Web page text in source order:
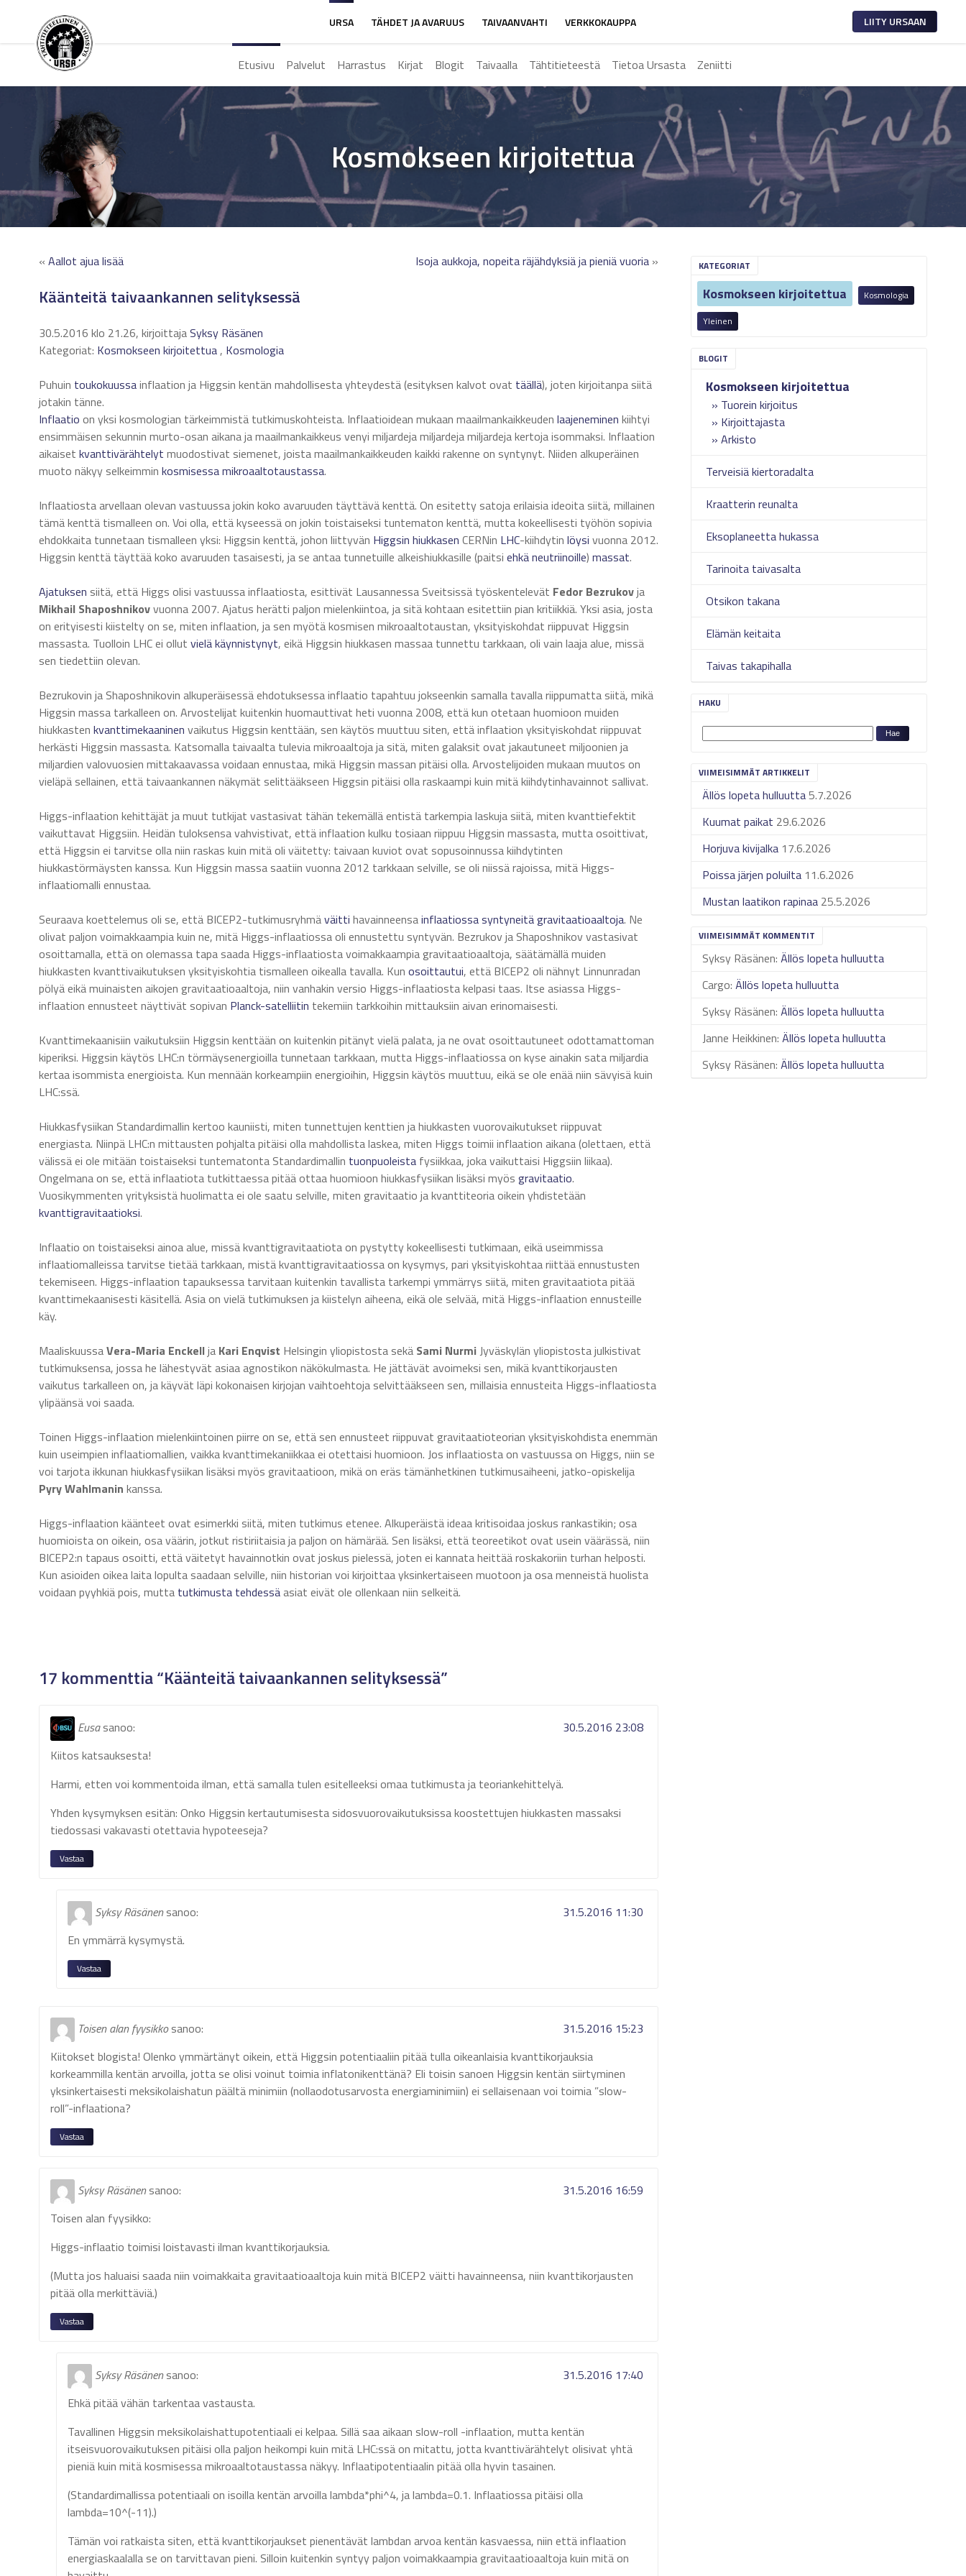
LIITY URSAAN
URSA TÄHDET JA AVARUUS TAIVAANVAHTI VERKKOKAUPPA
Etusivu Palvelut Harrastus Kirjat Blogit Taivaalla Tähtitieteestä Tietoa Ursasta Zeniitti
Kosmokseen kirjoitettua
KATEGORIAT
Kosmokseen kirjoitettua
Kosmologia
Yleinen
Kosmokseen kirjoitettua
Tuorein kirjoitus
Kirjoittajasta
Arkisto
Terveisiä kiertoradalta
Kraatterin reunalta
Eksoplaneetta hukassa
Tarinoita taivasalta
Otsikon takana
Elämän keitaita
Taivas takapihalla
HAKU
VIIMEISIMMÄT ARTIKKELIT
Ällös lopeta hulluutta5.7.2026
Kuumat paikat 29.6.2026
Horjuva kivijalka 17.6.2026
Poissa järjen poluilta 11.6.2026
Mustan laatikon rapinaa 25.5.2026
VIIMEISIMMÄT KOMMENTIT
Syksy Räsänen:Ällös lopeta hulluutta
Cargo:Ällös lopeta hulluutta
Syksy Räsänen:Ällös lopeta hulluutta
Janne Heikkinen:Ällös lopeta hulluutta
Syksy Räsänen:Ällös lopeta hulluutta
« Aallot ajua lisää Isoja aukkoja, nopeita räjähdyksiä ja pieniä vuoria »
Käänteitä taivaankannen selityksessä
30.5.2016 klo 21.26, kirjoittajaSyksy Räsänen
Kategoriat: Kosmokseen kirjoitettua, Kosmologia
Puhuin toukokuussainflaation ja Higgsin kentän mahdollisesta yhteydestä (esityksen kalvot ovat täällä), joten kirjoitanpa siitä
jotakin tänne.
Inflaatio on yksi kosmologian tärkeimmistä tutkimuskohteista. Inflaatioidean mukaan maailmankaikkeuden laajeneminen kiihtyi
ensimmäisen sekunnin murto-osan aikana ja maailmankaikkeus venyi miljardeja miljardeja miljardeja kertoja isommaksi. Inflaation
aikaiset kvanttivärähtelyt muodostivat siemenet, joista maailmankaikkeuden kaikki rakenne on syntynyt. Niiden alkuperäinen
muoto näkyy selkeimmin kosmisessa mikroaaltotaustassa.
Inflaatiosta arvellaan olevan vastuussa jokin koko avaruuden täyttävä kenttä. On esitetty satoja erilaisia ideoita siitä, millainen
tämä kenttä tismalleen on. Voi olla, että kyseessä on jokin toistaiseksi tuntematon kenttä, mutta kokeellisesti työhön sopivia
ehdokkaita tunnetaan tismalleen yksi: Higgsin kenttä, johon liittyvän Higgsin hiukkasen CERNin LHC-kiihdytin löysi vuonna 2012.
Higgsin kenttä täyttää koko avaruuden tasaisesti, ja se antaa tunnetuille alkeishiukkasille (paitsi ehkäneutriinoille) massat.
Ajatuksen siitä, että Higgs olisi vastuussa inflaatiosta, esittivät Lausannessa Sveitsissä työskentelevät Fedor Bezrukovja
Mikhail Shaposhnikovvuonna 2007. Ajatus herätti paljon mielenkiintoa, ja sitä kohtaan esitettiin pian kritiikkiä. Yksi asia, josta
on erityisesti kiistelty on se, miten inflaation, ja sen myötä kosmisen mikroaaltotaustan, yksityiskohdat riippuvat Higgsin
massasta. Tuolloin LHC ei ollut vieläkäynnistynyt, eikä Higgsin hiukkasen massaa tunnettu tarkkaan, oli vain laaja alue, missä
sen tiedettiin olevan.
Bezrukovin ja Shaposhnikovin alkuperäisessä ehdotuksessa inflaatio tapahtuu jokseenkin samalla tavalla riippumatta siitä, mikä
Higgsin massa tarkalleen on. Arvostelijat kuitenkin huomauttivat heti vuonna 2008, että kun otetaan huomioon muiden
hiukkasten kvanttimekaaninen vaikutus Higgsin kenttään, sen käytös muuttuu siten, että inflaation yksityiskohdat riippuvat
herkästi Higgsin massasta. Katsomalla taivaalta tulevia mikroaaltoja ja sitä, miten galaksit ovat jakautuneet miljoonien ja
miljardien valovuosien mittakaavassa voidaan ennustaa, mikä Higgsin massan pitäisi olla. Arvostelijoiden mukaan muutos on
vieläpä sellainen, että taivaankannen näkymät selittääkseen Higgsin pitäisi olla raskaampi kuin mitä kiihdytinhavainnot sallivat.
Higgs-inflaation kehittäjät ja muut tutkijat vastasivat tähän tekemällä entistä tarkempia laskuja siitä, miten kvanttiefektit
vaikuttavat Higgsiin. Heidän tuloksensa vahvistivat, että inflaation kulku tosiaan riippuu Higgsin massasta, mutta osoittivat,
että Higgsin ei tarvitse olla niin raskas kuin mitä oli väitetty: taivaan kuviot ovat sopusoinnussa kiihdytinten
hiukkastörmäysten kanssa. Kun Higgsin massa saatiin vuonna 2012 tarkkaan selville, se oli niissä rajoissa, mitä Higgs-
inflaatiomalli ennustaa.
Seuraava koettelemus oli se, että BICEP2-tutkimusryhmäväitti havainneensainflaatiossa syntyneitägravitaatioaaltoja. Ne
olivat paljon voimakkaampia kuin ne, mitä Higgs-inflaatiossa oli ennustettu syntyvän. Bezrukov ja Shaposhnikov vastasivat
osoittamalla, että on olemassa tapa saada Higgs-inflaatiosta voimakkaampia gravitaatioaaltoja, säätämällä muiden
hiukkasten kvanttivaikutuksen yksityiskohtia tismalleen oikealla tavalla. Kun osoittautui, että BICEP2 oli nähnyt Linnunradan
pölyä eikä muinaisten aikojen gravitaatioaaltoja, niin vanhakin versio Higgs-inflaatiosta kelpasi taas. Itse asiassa Higgs-
inflaation ennusteet näyttivät sopivan Planck-satelliitin tekemiin tarkkoihin mittauksiin aivan erinomaisesti.
Kvanttimekaanisiin vaikutuksiin Higgsin kenttään on kuitenkin pitänyt vielä palata, ja ne ovat osoittautuneet odottamattoman
kiperiksi. Higgsin käytös LHC:n törmäysenergioilla tunnetaan tarkkaan, mutta Higgs-inflaatiossa on kyse ainakin sata miljardia
kertaa isommista energioista. Kun mennään korkeampiin energioihin, Higgsin käytös muuttuu, eikä se ole enää niin sävyisä kuin
LHC:ssä.
Hiukkasfysiikan Standardimallin kertoo kauniisti, miten tunnettujen kenttien ja hiukkasten vuorovaikutukset riippuvat
energiasta. Niinpä LHC:n mittausten pohjalta pitäisi olla mahdollista laskea, miten Higgs toimii inflaation aikana (olettaen, että
välissä ei ole mitään toistaiseksi tuntematonta Standardimallin tuonpuoleista fysiikkaa, joka vaikuttaisi Higgsiin liikaa).
Ongelmana on se, että inflaatiota tutkittaessa pitää ottaa huomioon hiukkasfysiikan lisäksi myös gravitaatio.
Vuosikymmenten yrityksistä huolimatta ei ole saatu selville, miten gravitaatio ja kvanttiteoria oikein yhdistetään
kvanttigravitaatioksi.
Inflaatio on toistaiseksi ainoa alue, missä kvanttigravitaatiota on pystytty kokeellisesti tutkimaan, eikä useimmissa
inflaatiomalleissa tarvitse tietää tarkkaan, mistä kvanttigravitaatiossa on kysymys, pari yksityiskohtaa riittää ennustusten
tekemiseen. Higgs-inflaation tapauksessa tarvitaan kuitenkin tavallista tarkempi ymmärrys siitä, miten gravitaatiota pitää
kvanttimekaanisesti käsitellä. Asia on vielä tutkimuksen ja kiistelyn aiheena, eikä ole selvää, mitä Higgs-inflaation ennusteille
käy.
MaaliskuussaVera-Maria Enckellja Kari Enqvist Helsingin yliopistosta sekä Sami NurmiJyväskylän yliopistosta julkistivat
tutkimuksensa, jossa he lähestyvät asiaa agnostikon näkökulmasta. He jättävät avoimeksi sen, mikä kvanttikorjausten
vaikutus tarkalleen on, ja käyvät läpi kokonaisen kirjojan vaihtoehtoja selvittääkseen sen, millaisia ennusteita Higgs-inflaatiosta
ylipäänsä voi saada.
Toinen Higgs-inflaation mielenkiintoinen piirre on se, että sen ennusteet riippuvat gravitaatioteorian yksityiskohdista enemmän
kuin useimpien inflaatiomallien, vaikka kvanttimekaniikkaa ei otettaisi huomioon. Jos inflaatiosta on vastuussa on Higgs, niin se
voi tarjota ikkunan hiukkasfysiikan lisäksi myös gravitaatioon, mikä on eräs tämänhetkinen tutkimusaiheeni, jatko-opiskelija
Pyry Wahlmanin kanssa.
Higgs-inflaation käänteet ovat esimerkki siitä, miten tutkimus etenee. Alkuperäistä ideaa kritisoidaa joskus rankastikin; osa
huomioista on oikein, osa väärin, jotkut ristiriitaisia ja paljon on hämärää. Sen lisäksi, että teoreetikot ovat usein väärässä, niin
BICEP2:n tapaus osoitti, että väitetyt havainnotkin ovat joskus pielessä, joten ei kannata heittää roskakoriin turhan helposti.
Kun asioiden oikea laita lopulta saadaan selville, niin historian voi kirjoittaa yksinkertaiseen muotoon ja osa menneistä huolista
voidaan pyyhkiä pois, mutta tutkimusta tehdessäasiat eivät ole ollenkaan niin selkeitä.
17 kommenttia “Käänteitä taivaankannen selityksessä”
Eusa sanoo:
30.5.2016 23:08
Kiitos katsauksesta!
Harmi, etten voi kommentoida ilman, että samalla tulen esitelleeksi omaa tutkimusta ja teoriankehittelyä.
Yhden kysymyksen esitän: Onko Higgsin kertautumisesta sidosvuorovaikutuksissa koostettujen hiukkasten massaksi
tiedossasi vakavasti otettavia hypoteeseja?
Vastaa
Syksy Räsänen sanoo:
31.5.2016 11:30
En ymmärrä kysymystä.
Vastaa
Toisen alan fyysikko sanoo:
31.5.2016 15:23
Kiitokset blogista! Olenko ymmärtänyt oikein, että Higgsin potentiaaliin pitää tulla oikeanlaisia kvanttikorjauksia
korkeammilla kentän arvoilla, jotta se olisi voinut toimia inflatonikenttänä? Eli toisin sanoen Higgsin kentän siirtyminen
yksinkertaisesti meksikolaishatun päältä minimiin (nollaodotusarvosta energiaminimiin) ei sellaisenaan voi toimia ”slow-
roll”-inflaationa?
Vastaa
Syksy Räsänen sanoo:
31.5.2016 16:59
Toisen alan fyysikko:
Higgs-inflaatio toimisi loistavasti ilman kvanttikorjauksia.
(Mutta jos haluaisi saada niin voimakkaita gravitaatioaaltoja kuin mitä BICEP2 väitti havainneensa, niin kvanttikorjausten
pitää olla merkittäviä.)
Vastaa
Syksy Räsänen sanoo:
31.5.2016 17:40
Ehkä pitää vähän tarkentaa vastausta.
Tavallinen Higgsin meksikolaishattupotentiaali ei kelpaa. Sillä saa aikaan slow-roll -inflaation, mutta kentän
itseisvuorovaikutuksen pitäisi olla paljon heikompi kuin mitä LHC:ssä on mitattu, jotta kvanttivärähtelyt olisivat yhtä
pieniä kuin mitä kosmisessa mikroaaltotaustassa näkyy. Inflaatipotentiaalin pitää olla hyvin tasainen.
(Standardimallissa potentiaali on isoilla kentän arvoilla lambda*phi^4, ja lambda=0.1. Inflaatiossa pitäisi olla
lambda=10^(-11).)
Tämän voi ratkaista siten, että kvanttikorjaukset pienentävät lambdan arvoa kentän kasvaessa, niin että inflaation
energiaskaalalla se on tarvittavan pieni. Silloin kuitenkin syntyy paljon voimakkaampia gravitaatioaaltoja kuin mitä on